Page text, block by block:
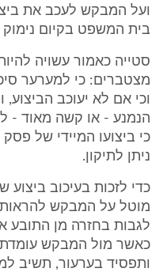
ועל המבקש לעכב את
בית המשפט בקיום
סטייה כאמור עשויה
מצטברים: כי למערער
וכי אם לא יעוכב הביצוע,
הנמנע - או קשה מאוד -
כי ביצועו המיידי של
ניתן לתיקון.
כדי לזכות בעיכוב
מוטל על המבקש להראות
לגבות בחזרה מן התובע
כאשר מול המבקש עומדת
ותפסיד בערעור, תשיב